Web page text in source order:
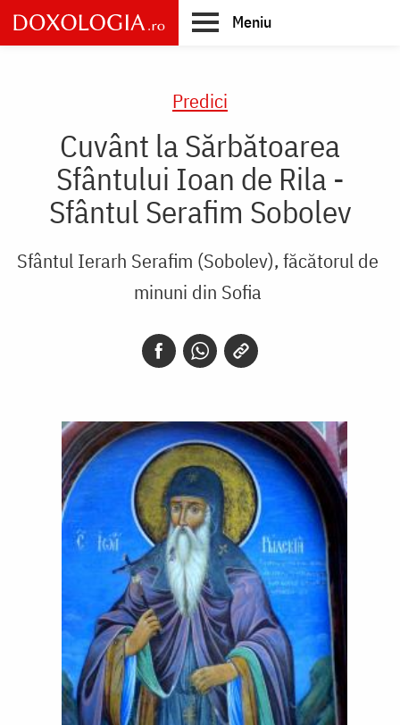
Skip
to
main
Meniu
Predici
Cuvânt la Sărbătoarea
Sfântului Ioan de Rila -
Sfântul Serafim Sobolev
Sfântul Ierarh Serafim (Sobolev), făcătorul de
minuni din Sofia